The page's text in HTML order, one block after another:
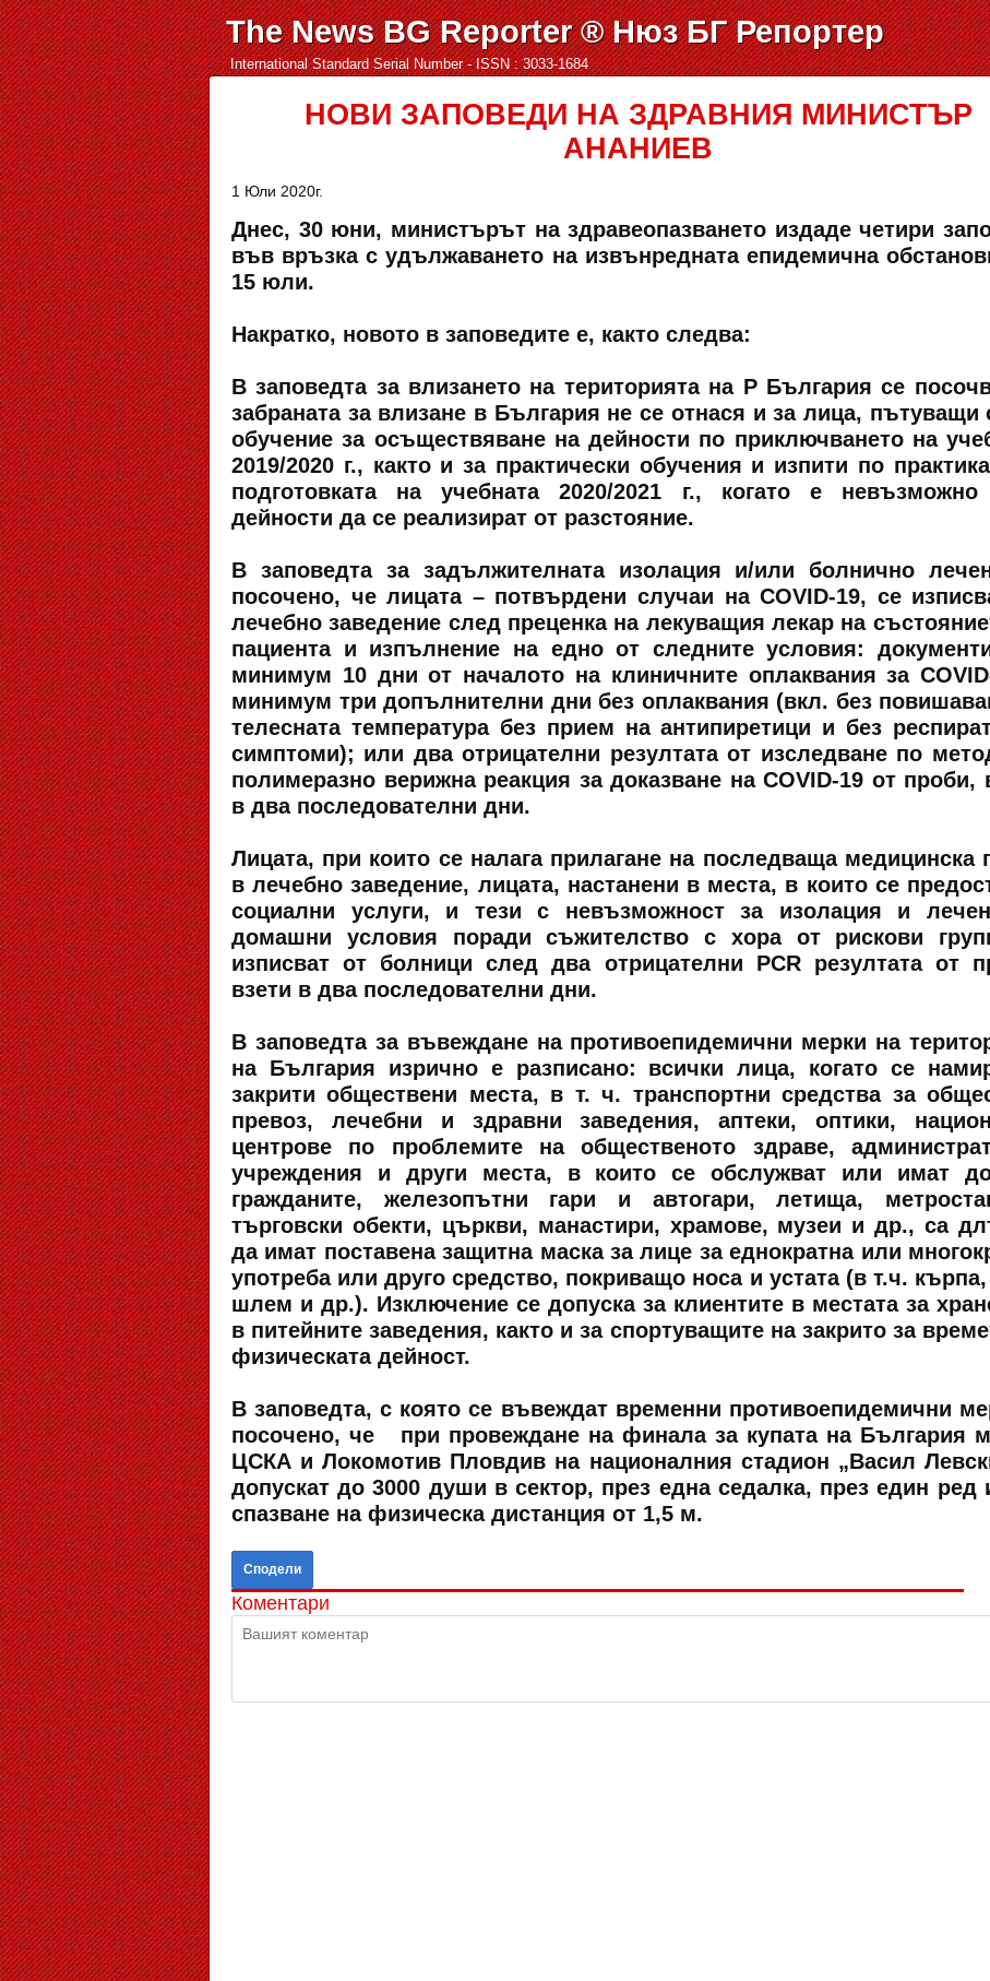
International Standard Serial Number - ISSN : 3033-1684
The News BG Reporter ® Нюз БГ Репортер
НОВИ ЗАПОВЕДИ НА ЗДРАВНИЯ МИНИСТЪР
АНАНИЕВ
1 Юли 2020г.
Днес, 30 юни, министърът на здравеопазването издаде четири
във връзка с удължаването на извънредната епидемична
15 юли.
Накратко, новото в заповедите е, както следва:
В заповедта за влизането на територията на Р България се
забраната за влизане в България не се отнася и за лица, пътуващи
обучение за осъществяване на дейности по приключването на
2019/2020 г., както и за практически обучения и изпити по
подготовката на учебната 2020/2021 г., когато е невъзможно
дейности да се реализират от разстояние.
В заповедта за задължителната изолация и/или болнично
посочено, че лицата – потвърдени случаи на COVID-19, се
лечебно заведение след преценка на лекуващия лекар на
пациента и изпълнение на едно от следните условия:
минимум 10 дни от началото на клиничните оплаквания за
минимум три допълнителни дни без оплаквания (вкл. без
телесната температура без прием на антипиретици и без
симптоми); или два отрицателни резултата от изследване по
полимеразно верижна реакция за доказване на COVID-19 от проби,
в два последователни дни.
Лицата, при които се налага прилагане на последваща медицинска
в лечебно заведение, лицата, настанени в места, в които се
социални услуги, и тези с невъзможност за изолация и
домашни условия поради съжителство с хора от рискови
изписват от болници след два отрицателни PCR резултата от
взети в два последователни дни.
В заповедта за въвеждане на противоепидемични мерки на
на България изрично е разписано: всички лица, когато се
закрити обществени места, в т. ч. транспортни средства за
превоз, лечебни и здравни заведения, аптеки, оптики,
центрове по проблемите на общественото здраве,
учреждения и други места, в които се обслужват или имат
гражданите, железопътни гари и автогари, летища,
търговски обекти, църкви, манастири, храмове, музеи и др., са
да имат поставена защитна маска за лице за еднократна или
употреба или друго средство, покриващо носа и устата (в т.ч.
шлем и др.). Изключение се допуска за клиентите в местата за
в питейните заведения, както и за спортуващите на закрито за
физическата дейност.
В заповедта, с която се въвеждат временни противоепидемични
посочено, че при провеждане на финала за купата на България
ЦСКА и Локомотив Пловдив на националния стадион „Васил
допускат до 3000 души в сектор, през една седалка, през един ред
спазване на физическа дистанция от 1,5 м.
Сподели
Коментари